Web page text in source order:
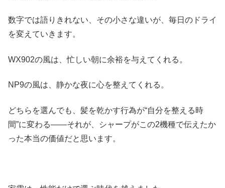
数字では語りきれない、その小さな違いが、毎日のドライ
を変えていきます。
WX902の風は、忙しい朝に余裕を与えてくれる。
NP9の風は、静かな夜に心を整えてくれる。
どちらを選んでも、髪を乾かす行為が“自分を整える時
間”に変わる――それが、シャープがこの2機種で伝えたか
った本当の価値だと思います。